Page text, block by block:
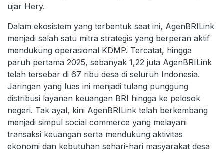
ujar Hery.
Dalam ekosistem yang terbentuk saat ini, AgenBRILink
menjadi salah satu mitra strategis yang berperan aktif
mendukung operasional KDMP. Tercatat, hingga
paruh pertama 2025, sebanyak 1,22 juta AgenBRILink
telah tersebar di 67 ribu desa di seluruh Indonesia.
Jaringan yang luas ini menjadi tulang punggung
distribusi layanan keuangan BRI hingga ke pelosok
negeri. Tak ayal, kini AgenBRILink telah berkembang
menjadi simpul social commerce yang melayani
transaksi keuangan serta mendukung aktivitas
ekonomi dan kebutuhan sehari-hari masyarakat desa